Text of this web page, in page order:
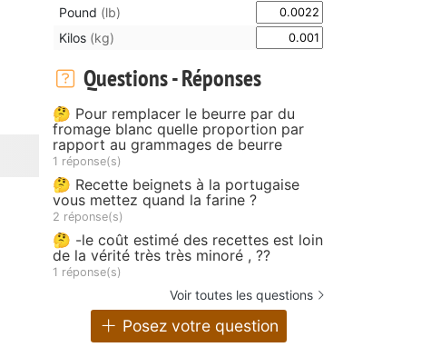
Pound (lb)
Kilos (kg)
Questions - Réponses
🤔 Pour remplacer le beurre par du
fromage blanc quelle proportion par
rapport au grammages de beurre
1 réponse(s)
🤔 Recette beignets à la portugaise
vous mettez quand la farine ?
2 réponse(s)
🤔 -le coût estimé des recettes est loin
de la vérité très très minoré , ??
1 réponse(s)
Voir toutes les questions
Posez votre question